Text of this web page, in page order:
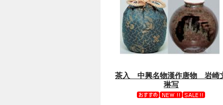
茶入 中興名物漢作唐物 岩崎
琳写